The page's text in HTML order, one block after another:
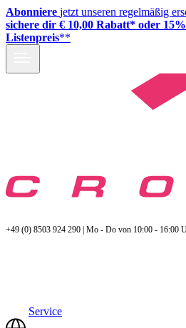
Abonniere jetzt unseren regelmäßig
sichere dir € 10,00 Rabatt* oder
Listenpreis**
+49 (0) 8503 924 290 | Mo - Do von 10:00 - 16:00
Service